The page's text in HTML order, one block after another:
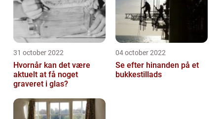
31 october 2022
Hvornår kan det være
aktuelt at få noget
graveret i glas?
04 october 2022
Se efter hinanden på et
bukkestillads